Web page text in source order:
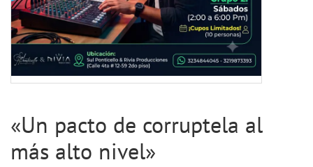
«Un pacto de corruptela al
más alto nivel»